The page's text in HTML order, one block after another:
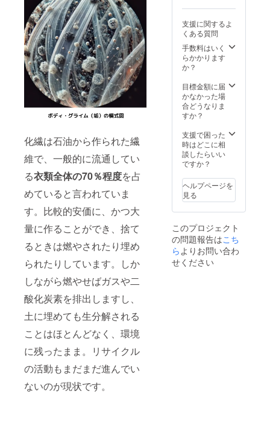
化繊は石油から作られた繊
維で、一般的に流通してい
る衣類全体の70％程度を占
めていると言われていま
す。比較的安価に、かつ大
量に作ることができ、捨て
るときは燃やされたり埋め
られたりしています。しか
しながら燃やせばガスや二
酸化炭素を排出しますし、
土に埋めても生分解される
ことはほとんどなく、環境
に残ったまま。リサイクル
の活動もまだまだ進んでい
ないのが現状です。
支援に関するよ
くある質問
手数料はいく
らかかります
か？
目標金額に届
かなかった場
合どうなりま
すか？
支援で困った
時はどこに相
談したらいい
ですか？
ヘルプページを
見る
このプロジェクト
の問題報告はこち
らよりお問い合わ
せください